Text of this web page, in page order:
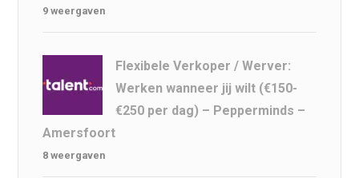
9 weergaven
Flexibele Verkoper / Werver:
Werken wanneer jij wilt (€150-
€250 per dag) – Pepperminds –
Amersfoort
8 weergaven